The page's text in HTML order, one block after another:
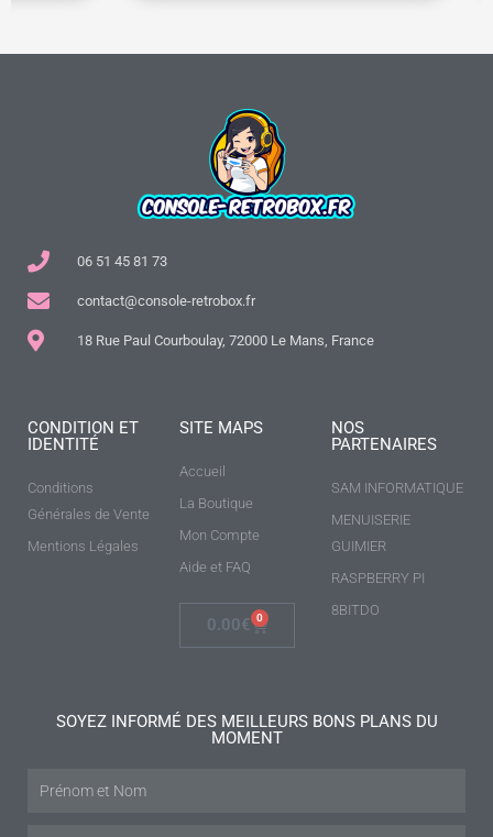
06 51 45 81 73
contact@console-retrobox.fr
18 Rue Paul Courboulay, 72000 Le Mans, France
CONDITION ET
IDENTITÉ
Conditions
Générales de Vente
Mentions Légales
SITE MAPS
Accueil
La Boutique
Mon Compte
Aide et FAQ
0.00€ 0
NOS
PARTENAIRES
SAM INFORMATIQUE
MENUISERIE
GUIMIER
RASPBERRY PI
8BITDO
SOYEZ INFORMÉ DES MEILLEURS BONS PLANS DU
MOMENT